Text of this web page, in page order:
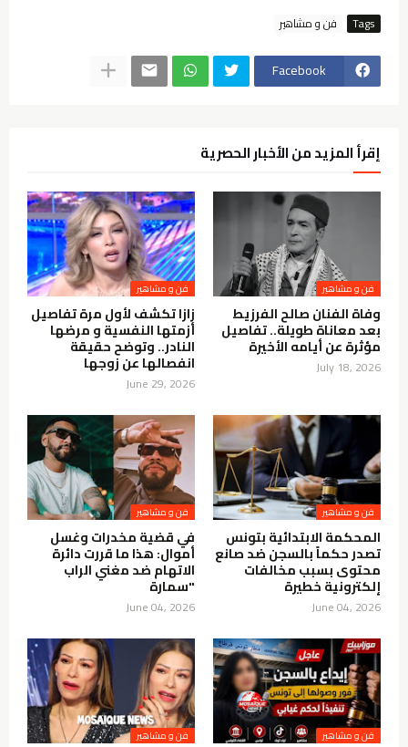
Tags فن و مشاهير
Facebook
إقرأ المزيد من الأخبار الحصرية
فن و مشاهير
وفاة الفنان صالح الفرزيط
بعد معاناة طويلة.. تفاصيل
مؤثرة عن أيامه الأخيرة
July 18, 2026
فن و مشاهير
زازا تكشف لأول مرة تفاصيل
أزمتها النفسية و مرضها
النادر.. وتوضح حقيقة
انفصالها عن زوجها
June 29, 2026
فن و مشاهير
المحكمة الابتدائية بتونس
تصدر حكماً بالسجن ضد صانع
محتوى بسبب مخالفات
إلكترونية خطيرة
June 04, 2026
فن و مشاهير
في قضية مخدرات وغسل
أموال: هذا ما قررت دائرة
الاتهام ضد مغني الراب
"سمارة
June 04, 2026
فن و مشاهير فن و مشاهير